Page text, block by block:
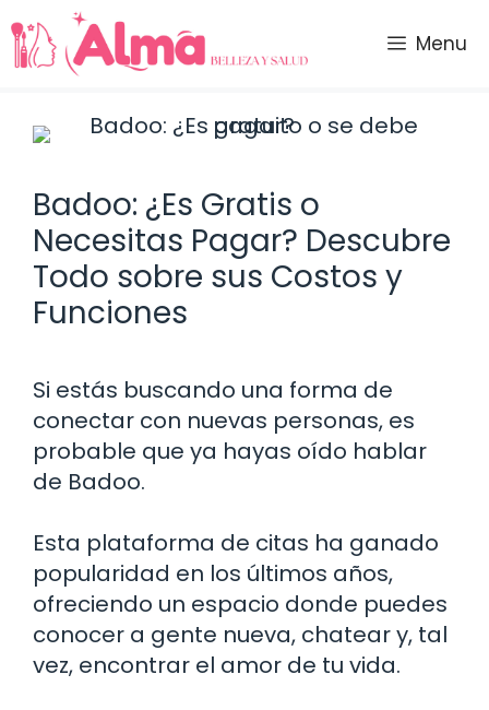
Saltar
al
contenido
Menu
Badoo: ¿Es Gratis o
Necesitas Pagar? Descubre
Todo sobre sus Costos y
Funciones
Si estás buscando una forma de
conectar con nuevas personas, es
probable que ya hayas oído hablar
de Badoo.
Esta plataforma de citas ha ganado
popularidad en los últimos años,
ofreciendo un espacio donde puedes
conocer a gente nueva, chatear y, tal
vez, encontrar el amor de tu vida.